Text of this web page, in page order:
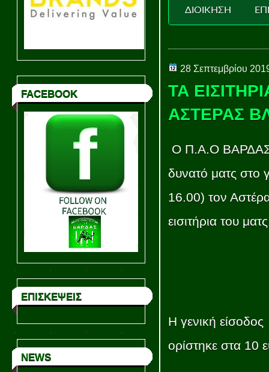
FACEBOOK
ΕΠΙΣΚΕΨΕΙΣ
NEWS
ΔΙΟΙΚΗΣΗ
28 Σεπτεμβρίου
ΤΑ
ΑΣΤΕΡΑΣ
Ο Π.Α.Ο
δυνατό ματς στο
16.00) τον
εισιτήρια του
Η γενική είσοδος
ορίστηκε στα 10